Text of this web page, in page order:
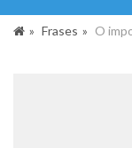
Frases O